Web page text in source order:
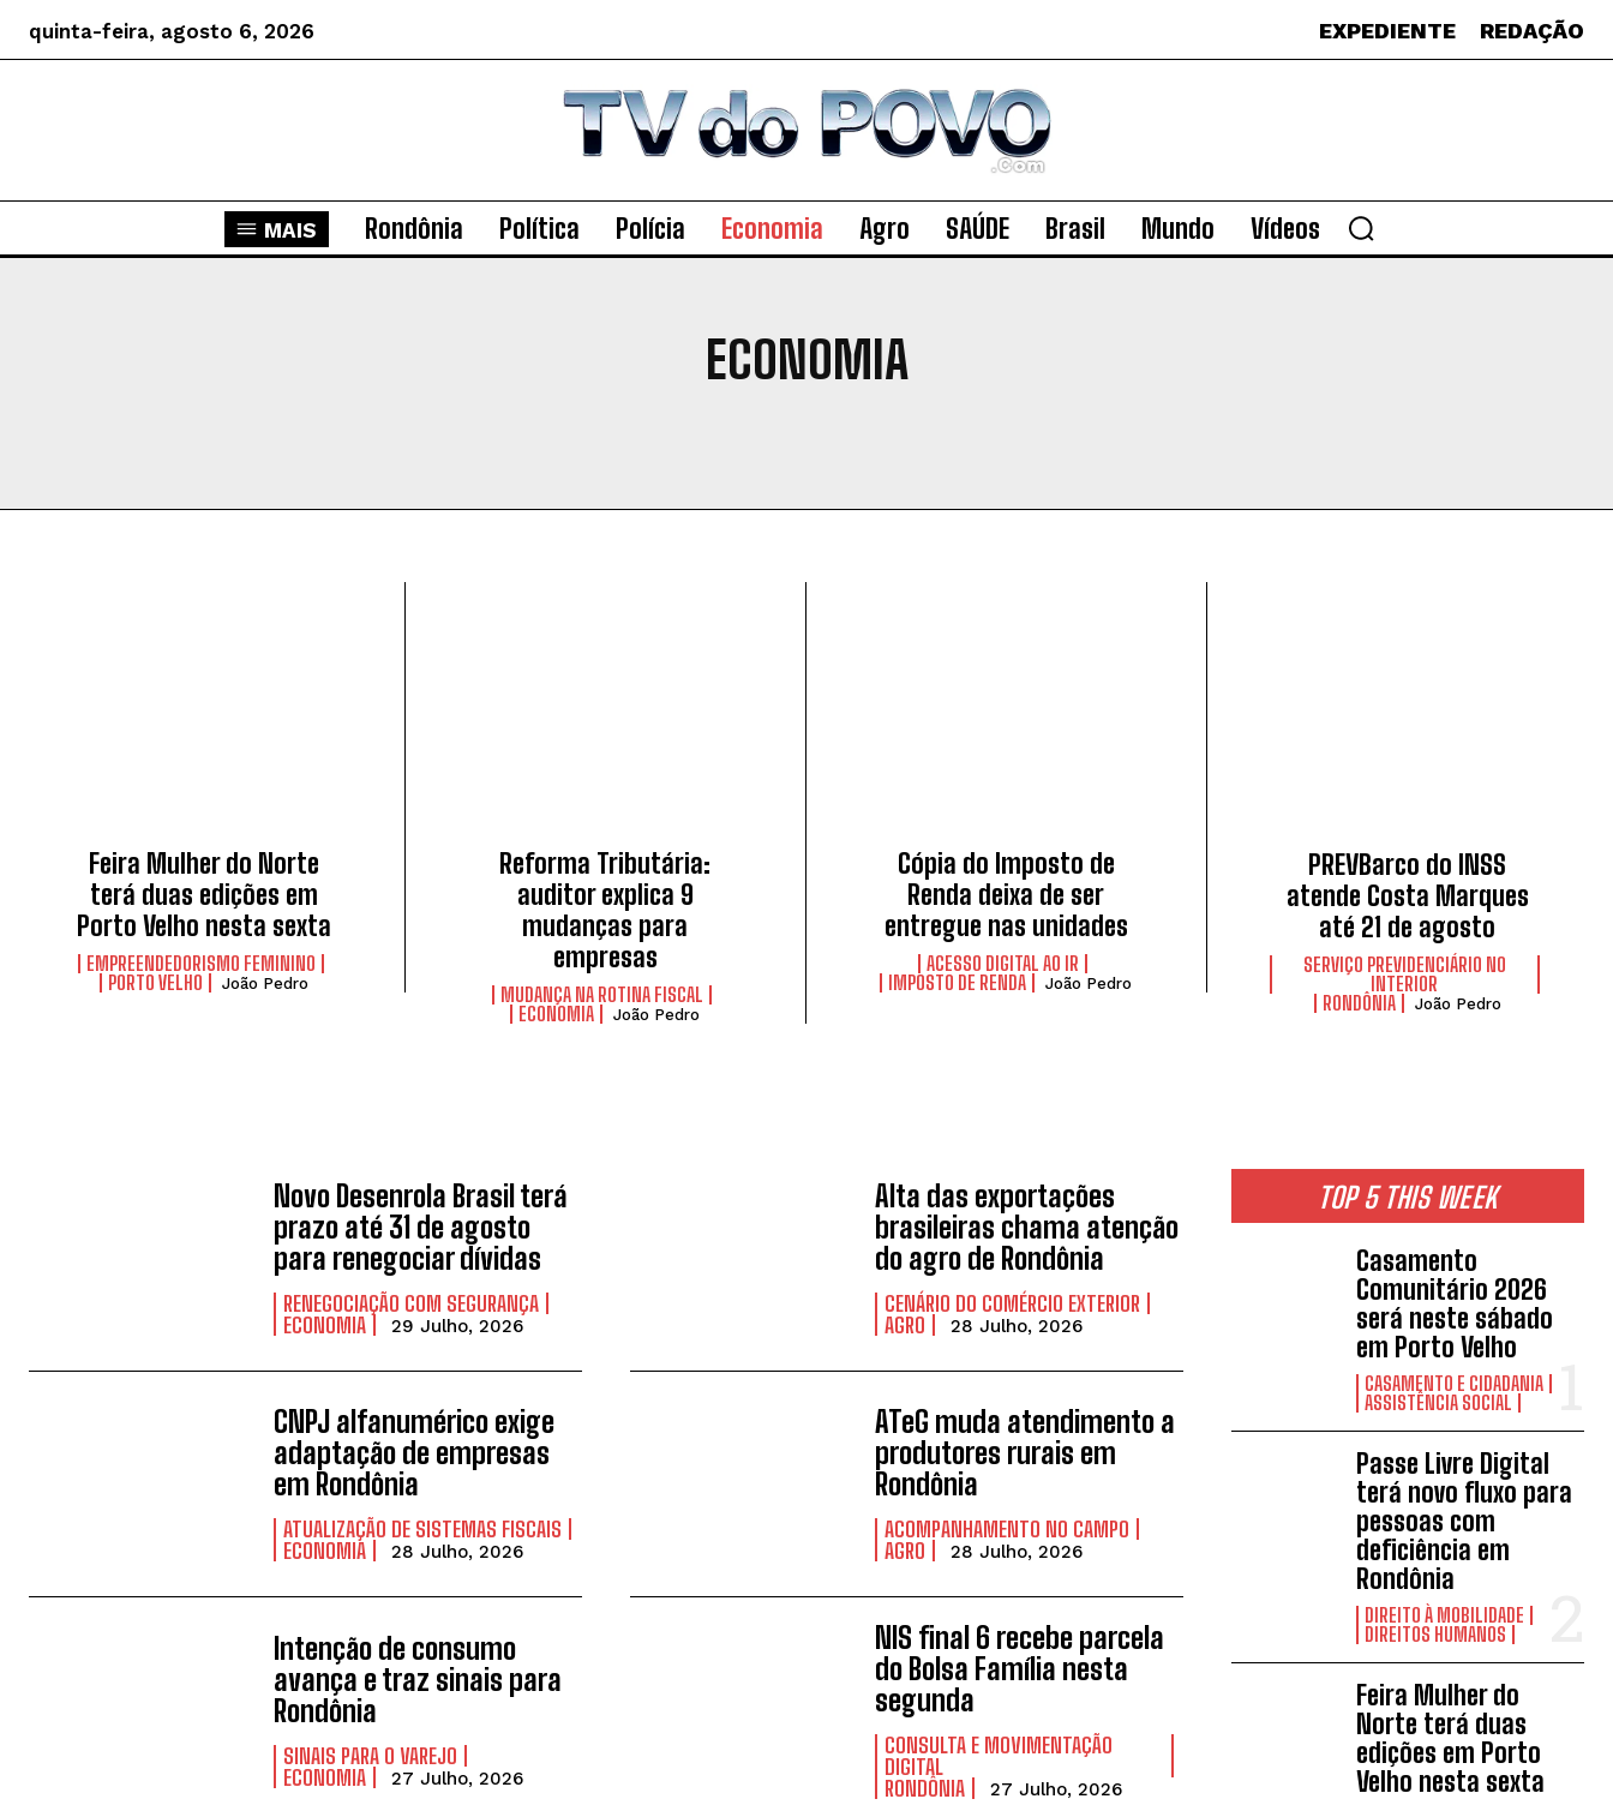
quinta-feira, agosto 6, 2026 EXPEDIENTE REDAÇÃO
MAIS Rondônia Política Polícia Economia Agro SAÚDE Brasil Mundo Vídeos
ECONOMIA
Feira Mulher do Norte
terá duas edições em
Porto Velho nesta sexta
EMPREENDEDORISMO FEMININO
PORTO VELHO
João Pedro
Reforma Tributária:
auditor explica 9
mudanças para
empresas
MUDANÇA NA ROTINA FISCAL
ECONOMIA
João Pedro
Cópia do Imposto de
Renda deixa de ser
entregue nas unidades
ACESSO DIGITAL AO IR
IMPOSTO DE RENDA
João Pedro
PREVBarco do INSS
atende Costa Marques
até 21 de agosto
SERVIÇO PREVIDENCIÁRIO NO
INTERIOR
RONDÔNIA
João Pedro
Novo Desenrola Brasil terá
prazo até 31 de agosto
para renegociar dívidas
RENEGOCIAÇÃO COM SEGURANÇA
ECONOMIA
29 Julho, 2026
Alta das exportações
brasileiras chama atenção
do agro de Rondônia
CENÁRIO DO COMÉRCIO EXTERIOR
AGRO
28 Julho, 2026
CNPJ alfanumérico exige
adaptação de empresas
em Rondônia
ATUALIZAÇÃO DE SISTEMAS FISCAIS
ECONOMIA
28 Julho, 2026
ATeG muda atendimento a
produtores rurais em
Rondônia
ACOMPANHAMENTO NO CAMPO
AGRO
28 Julho, 2026
Intenção de consumo
avança e traz sinais para
Rondônia
SINAIS PARA O VAREJO
ECONOMIA
27 Julho, 2026
NIS final 6 recebe parcela
do Bolsa Família nesta
segunda
CONSULTA E MOVIMENTAÇÃO
DIGITAL
RONDÔNIA
27 Julho, 2026
TOP 5 THIS WEEK
Casamento
Comunitário 2026
será neste sábado
em Porto Velho
CASAMENTO E CIDADANIA
ASSISTÊNCIA SOCIAL
Passe Livre Digital
terá novo fluxo para
pessoas com
deficiência em
Rondônia
DIREITO À MOBILIDADE
DIREITOS HUMANOS
Feira Mulher do
Norte terá duas
edições em Porto
Velho nesta sexta